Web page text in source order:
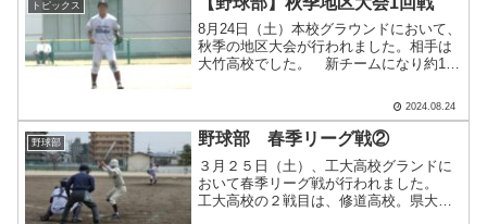
トピックス
8月24日（土）本校グラウンドにおいて、
秋季の地区大会が行われました。相手は
大竹高校でした。 新チームになり約1か
が、チームができたばかりで序盤は硬さ
が見られました。 チームとしてブレな
く攻めていきましたが.....
2024.08.24
野球部 野球部 春季リーグ戦②
３月２５日（土）、工大高校グランドに
おいて春季リーグ戦が行われました。
工大高校の２戦目は、修道高校。県大会